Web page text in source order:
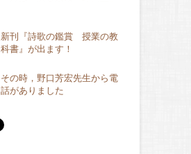
新刊『詩歌の鑑賞 授業の教
科書』が出ます！
その時，野口芳宏先生から電
話がありました